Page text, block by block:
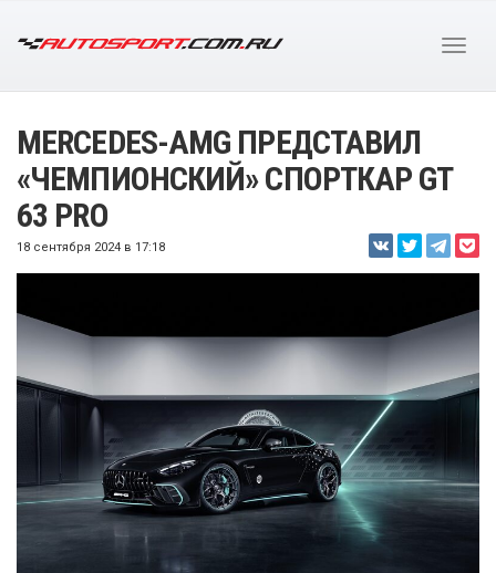
MERCEDES-AMG ПРЕДСТАВИЛ
«ЧЕМПИОНСКИЙ» СПОРТКАР GT
63 PRO
18 сентября 2024 в 17:18